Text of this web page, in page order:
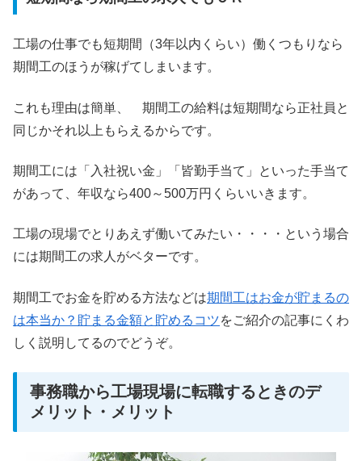
工場の仕事でも短期間（3年以内くらい）働くつもりなら
期間工のほうが稼げてしまいます。
これも理由は簡単、 期間工の給料は短期間なら正社員と
同じかそれ以上もらえるからです。
期間工には「入社祝い金」「皆勤手当て」といった手当て
があって、年収なら400～500万円くらいいきます。
工場の現場でとりあえず働いてみたい・・・・という場合
には期間工の求人がベターです。
期間工でお金を貯める方法などは期間工はお金が貯まるの
は本当か？貯まる金額と貯めるコツをご紹介の記事にくわ
しく説明してるのでどうぞ。
事務職から工場現場に転職するときのデ
メリット・メリット